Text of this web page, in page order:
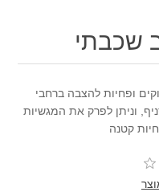
שכבתי
ופחיות להצבה ברחבי
וניתן לפרק את המגשיות
קטנה